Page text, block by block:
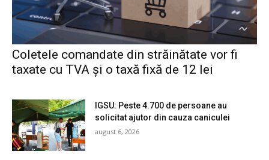
Coletele comandate din străinătate vor fi
taxate cu TVA și o taxă fixă de 12 lei
IGSU: Peste 4.700 de persoane au
solicitat ajutor din cauza caniculei
august 6, 2026